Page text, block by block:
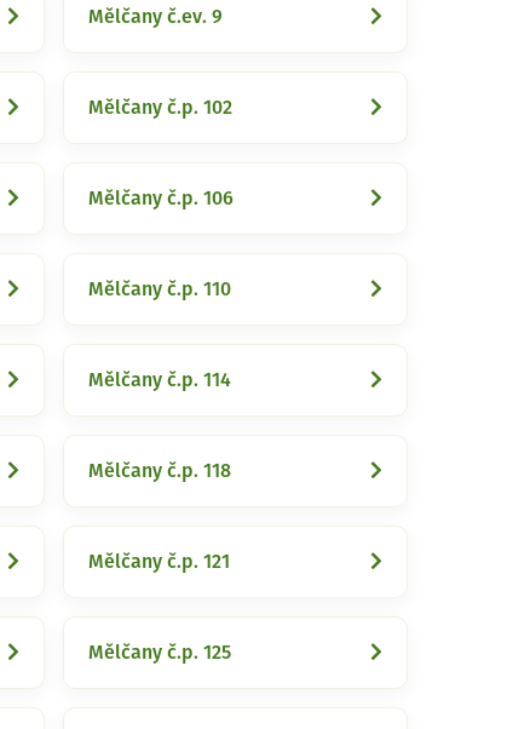
Mělčany č.ev. 9
Mělčany č.p. 102
Mělčany č.p. 106
Mělčany č.p. 110
Mělčany č.p. 114
Mělčany č.p. 118
Mělčany č.p. 121
Mělčany č.p. 125